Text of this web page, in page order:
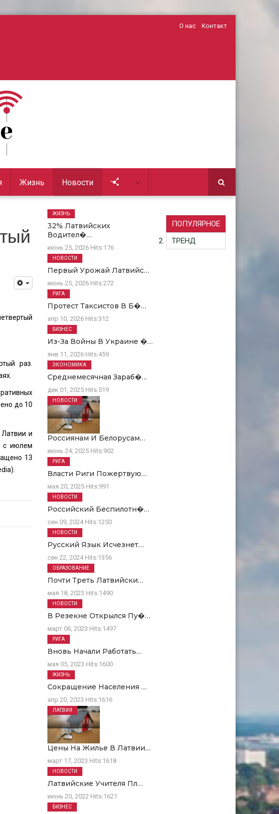
О нас Контакт
Жизнь Новости
раз.
до 10
и
с июлем
13
ПОПУЛЯРНОЕ
ТРЕНД
32% Латвийских
Водител�…
июнь 25, 2026 Hits:176
ЖИЗНЬ
Первый Урожай Латвийс…
июнь 25, 2026 Hits:272
НОВОСТИ
Протест Таксистов В Б�…
апр 10, 2026 Hits:312
РИГА
Из-За Войны В Украине �…
янв 11, 2026 Hits:459
БИЗНЕС
Среднемесячная Зараб�…
дек 01, 2025 Hits:519
ЭКОНОМИКА
Россиянам И Белорусам…
июнь 24, 2025 Hits:902
НОВОСТИ
Власти Риги Пожертвую…
мая 20, 2025 Hits:991
РИГА
Российский Беспилотн�…
сен 09, 2024 Hits:1250
НОВОСТИ
Русский Язык Исчезнет…
сен 22, 2024 Hits:1356
НОВОСТИ
Почти Треть Латвийски…
мая 18, 2023 Hits:1490
ОБРАЗОВАНИЕ
В Резекне Открылся Пу�…
март 06, 2023 Hits:1497
НОВОСТИ
Вновь Начали Работать…
мая 05, 2023 Hits:1600
РИГА
Сокращение Населения …
апр 20, 2023 Hits:1616
ЖИЗНЬ
Цены На Жилье В Латвии…
март 17, 2023 Hits:1618
ЛАТВИЯ
Латвийские Учителя Пл…
июнь 20, 2022 Hits:1621
НОВОСТИ
БИЗНЕС